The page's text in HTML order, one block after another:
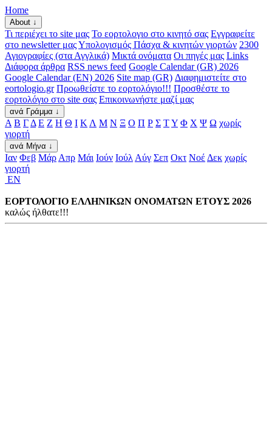
Home
About ↓
Τι περιέχει το site μας Το εορτολογιο στο κινητό σας Εγγραφείτε
στο newsletter μαςΥπολογισμός Πάσχα & κινητών γιορτών 2300
Αγιογραφίες (στα Αγγλικά) Μικτά ονόματα Οι πηγές μας Links
Διάφορα άρθρα RSS news feed Google Calendar (GR) 2026
Google Calendar (EN) 2026 Site map (GR) Διαφημιστείτε στο
eortologio.gr Προωθείστε το εορτολόγιο!!! Προσθέστε το
εορτολόγιο στο site σας Επικοινωνήστε μαζί μας
ανά Γράμμα ↓
Α Β Γ Δ Ε Ζ Η Θ Ι Κ Λ Μ Ν Ξ Ο Π Ρ Σ ΤΥ Φ Χ Ψ Ω χωρίς
γιορτή
ανά Μήνα ↓
Ιαν Φεβ Μάρ Απρ Μάι Ιούν Ιούλ Αύγ Σεπ Οκτ Νοέ Δεκ χωρίς
γιορτή
EN
ΕΟΡΤΟΛΟΓΙΟ ΕΛΛΗΝΙΚΩΝ ΟΝΟΜΑΤΩΝ ΕΤΟΥΣ 2026
καλώς ήλθατε!!!